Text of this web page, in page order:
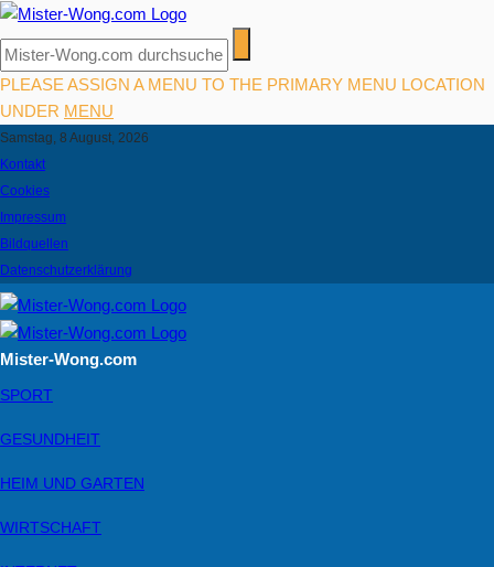
PLEASE ASSIGN A MENU TO THE PRIMARY MENU LOCATION
UNDER MENU
Samstag, 8 August, 2026
Kontakt
Cookies
Impressum
Bildquellen
Datenschutzerklärung
Mister-Wong.com
SPORT
GESUNDHEIT
HEIM UND GARTEN
WIRTSCHAFT